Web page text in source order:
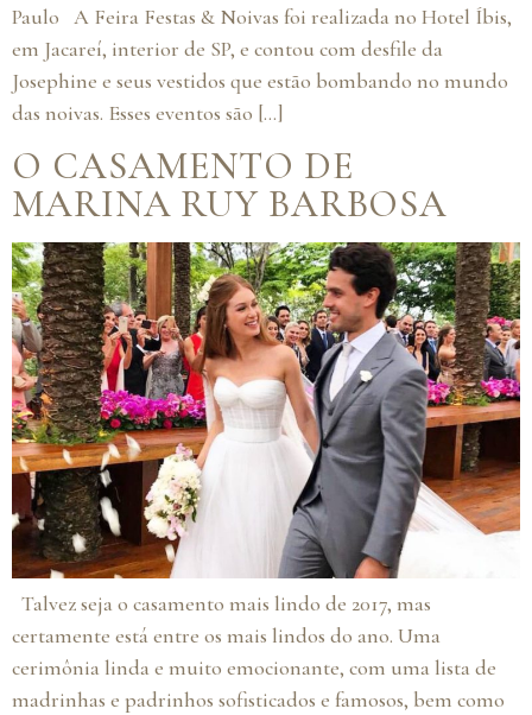
Paulo A Feira Festas & Noivas foi realizada no Hotel Íbis,
em Jacareí, interior de SP, e contou com desfile da
Josephine e seus vestidos que estão bombando no mundo
das noivas. Esses eventos são […]
O CASAMENTO DE
MARINA RUY BARBOSA
Talvez seja o casamento mais lindo de 2017, mas
certamente está entre os mais lindos do ano. Uma
cerimônia linda e muito emocionante, com uma lista de
madrinhas e padrinhos sofisticados e famosos, bem como